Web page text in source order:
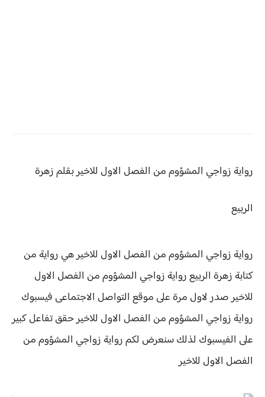
رواية زواجي المشؤوم من الفصل الاول للاخير بقلم زهرة
الربيع
رواية زواجي المشؤوم من الفصل الاول للاخير هي رواية من
كتابة زهرة الربيعرواية زواجي المشؤوم من الفصل الاول
للاخير صدر لاول مرة على موقع التواصل الاجتماعى فيسبوك
رواية زواجي المشؤوم من الفصل الاول للاخير حققتفاعل كبير
على الفيسبوك لذلك سنعرض لكمرواية زواجي المشؤوم من
الفصل الاول للاخير